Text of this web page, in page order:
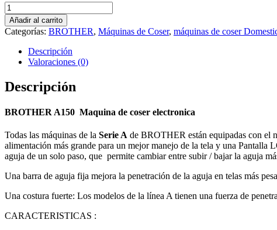
era:
649.00€.619.00€.
BROTHER
A-
150
Maquina
coser
electronica
cantidad
Añadir al carrito
Categorías: BROTHER, Máquinas de Coser, máquinas de coser
Descripción
Valoraciones (0)
Descripción
BROTHER A150 Maquina de coser electronica
Todas las máquinas de la Serie A de BROTHER están equipadas con el
alimentación más grande para un mejor manejo de la tela y una
aguja de un solo paso, que permite cambiar entre subir / bajar la aguja
Una barra de aguja fija mejora la penetración de la aguja en telas más
Una costura fuerte: Los modelos de la línea A tienen una fuerza de
CARACTERISTICAS :